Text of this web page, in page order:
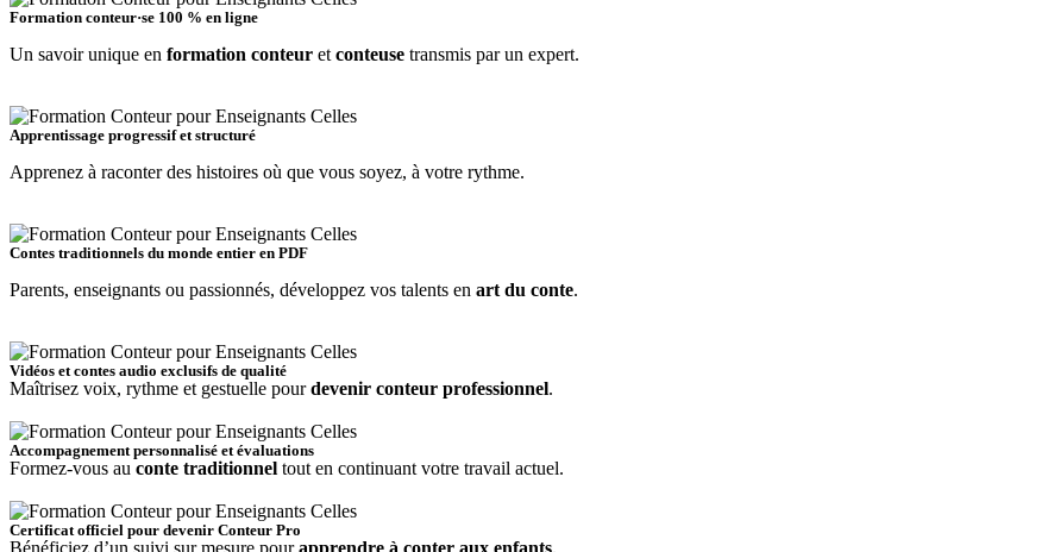
Formation conteur·se 100 % en ligne
Un savoir unique en formation conteur et conteuse transmis par un expert.
2
Apprentissage progressif et structuré
Apprenez à raconter des histoires où que vous soyez, à votre rythme.
3
Contes traditionnels du monde entier en PDF
Parents, enseignants ou passionnés, développez vos talents en art du conte.
4
Vidéos et contes audio exclusifs de qualité
Maîtrisez voix, rythme et gestuelle pourdevenir conteur professionnel.
5
Accompagnement personnalisé et évaluations
Formez-vous au conte traditionnel tout en continuant votre travail actuel.
6
Certificat officiel pour devenir Conteur Pro